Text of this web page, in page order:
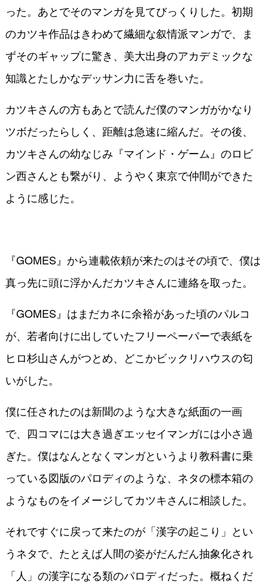
った。あとでそのマンガを見てびっくりした。初期
のカツキ作品はきわめて繊細な叙情派マンガで、ま
ずそのギャップに驚き、美大出身のアカデミックな
知識とたしかなデッサン力に舌を巻いた。
カツキさんの方もあとで読んだ僕のマンガがかなり
ツボだったらしく、距離は急速に縮んだ。その後、
カツキさんの幼なじみ『マインド・ゲーム』のロビ
ン西さんとも繋がり、ようやく東京で仲間ができた
ように感じた。
『GOMES』から連載依頼が来たのはその頃で、僕は
真っ先に頭に浮かんだカツキさんに連絡を取った。
『GOMES』はまだカネに余裕があった頃のパルコ
が、若者向けに出していたフリーペーパーで表紙を
ヒロ杉山さんがつとめ、どこかビックリハウスの匂
いがした。
僕に任されたのは新聞のような大きな紙面の一画
で、四コマには大き過ぎエッセイマンガには小さ過
ぎた。僕はなんとなくマンガというより教科書に乗
っている図版のパロディのような、ネタの標本箱の
ようなものをイメージしてカツキさんに相談した。
それですぐに戻って来たのが「漢字の起こり」とい
うネタで、たとえば人間の姿がだんだん抽象化され
「人」の漢字になる類のパロディだった。概ねくだ